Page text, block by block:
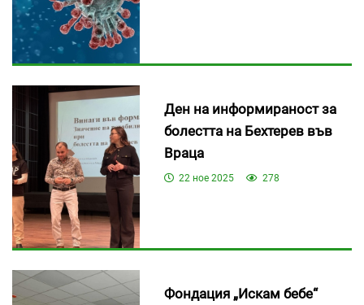
Ден на информираност за
болестта на Бехтерев във
Враца
22 ное 2025 278
Фондация „Искам бебе“